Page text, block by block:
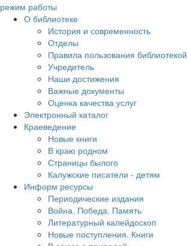
режим работы
О библиотеке
История и современность
Отделы
Правила пользования библиотекой
Учредитель
Наши достижения
Важные документы
Оценка качества услуг
Электронный каталог
Краеведение
Новые книги
В краю родном
Страницы былого
Калужские писатели - детям
Информ ресурсы
Периодические издания
Война. Победа. Память
Литературный калейдоскоп
Новые поступления. Книги